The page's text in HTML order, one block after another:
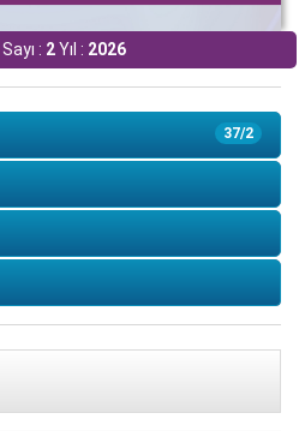
Sayı : 2Yıl : 2026
37/2